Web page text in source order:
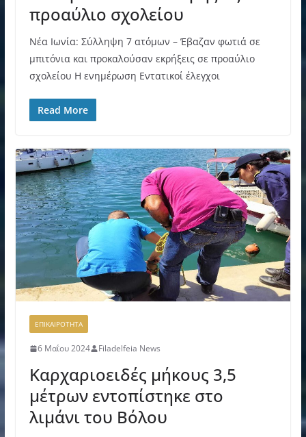
προαύλιο σχολείου
Νέα Ιωνία: Σύλληψη 7 ατόμων – Έβαζαν φωτιά σε
μπιτόνια και προκαλούσαν εκρήξεις σε προαύλιο
σχολείου Η ενημέρωση Εντατικοί έλεγχοι
Read More
ΕΠΙΚΑΙΡΟΤΗΤΑ
6 Μαΐου 2024 Filadelfeia News
Καρχαριοειδές μήκους 3,5
μέτρων εντοπίστηκε στο
λιμάνι του Βόλου